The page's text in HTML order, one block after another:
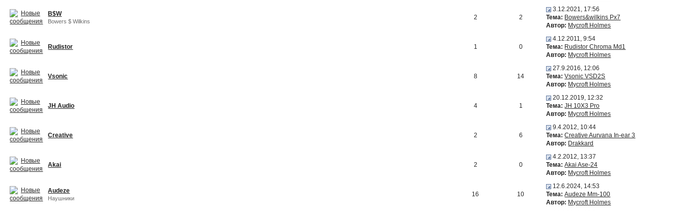
B$W
Bowers $ Wilkins
2 2
3.12.2021, 17:56
Тема: Bowers&wilkins Px7
Автор: Mycroft Holmes
Rudistor 1 0
4.12.2011, 9:54
Тема: Rudistor Chroma Md1
Автор: Mycroft Holmes
Vsonic 8 14
27.9.2016, 12:06
Тема: Vsonic VSD2S
Автор: Mycroft Holmes
JH Audio 4 1
20.12.2019, 12:32
Тема: JH 10X3 Pro
Автор: Mycroft Holmes
Creative 2 6
9.4.2012, 10:44
Тема: Creative Aurvana In-ear 3
Автор: Drakkard
Akai 2 0
4.2.2012, 13:37
Тема: Akai Ase-24
Автор: Mycroft Holmes
Audeze
Наушники
16 10
12.6.2024, 14:53
Тема: Audeze Mm-100
Автор: Mycroft Holmes